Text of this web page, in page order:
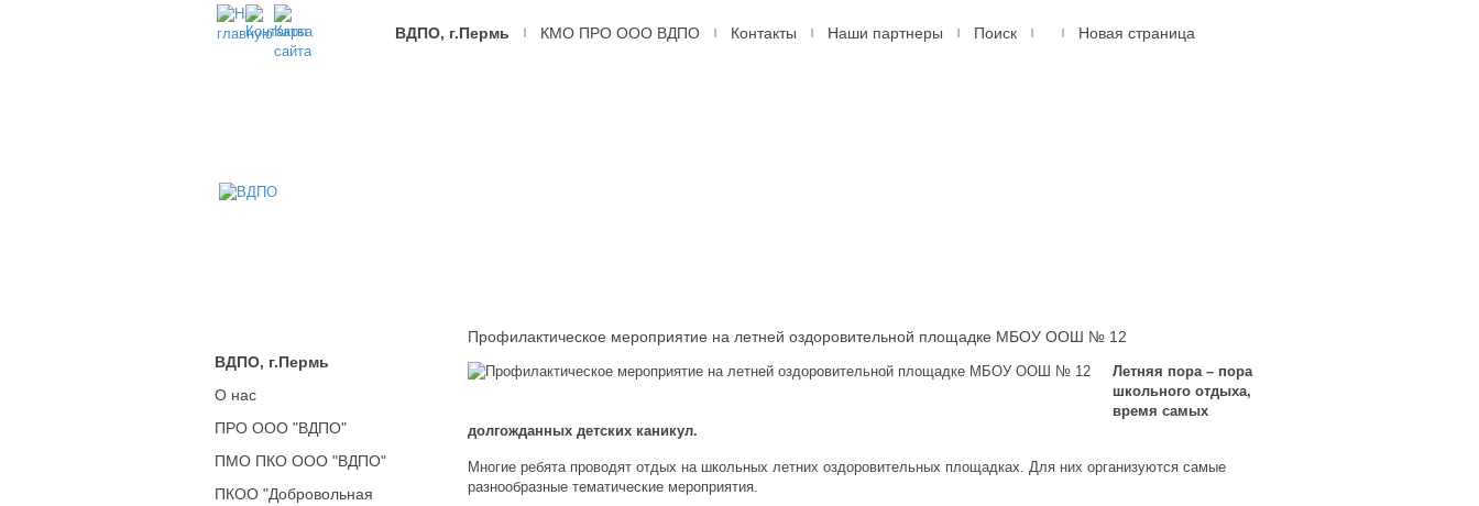
ВДПО, г.Пермь КМО ПРО ООО ВДПО Контакты Наши партнеры Поиск Новая страница
ВДПО, г.Пермь
О нас
ПРО ООО "ВДПО"
ПМО ПКО ООО "ВДПО"
ПКОО "Добровольная
Профилактическое мероприятие на летней оздоровительной площадке МБОУ ООШ № 12
Летняя пора – пора
школьного отдыха,
время самых
долгожданных детских каникул.
Многие ребята проводят отдых на школьных летних оздоровительных площадках. Для них организуются самые
разнообразные тематические мероприятия.